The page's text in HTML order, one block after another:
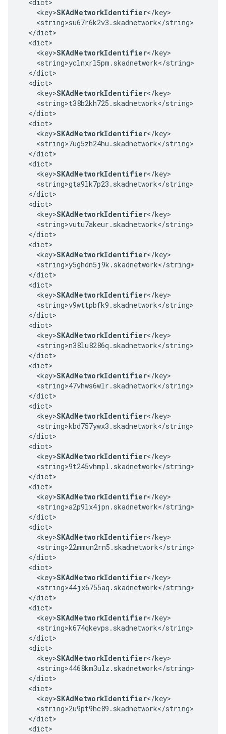
  <dict>
    <key>
SKAdNetworkIdentifier</key>
    <string>su67r6k2v3.skadnetwork</string>
  </dict>
  <dict>
    <key>
SKAdNetworkIdentifier</key>
    <string>yclnxrl5pm.skadnetwork</string>
  </dict>
  <dict>
    <key>
SKAdNetworkIdentifier</key>
    <string>t38b2kh725.skadnetwork</string>
  </dict>
  <dict>
    <key>
SKAdNetworkIdentifier</key>
    <string>7ug5zh24hu.skadnetwork</string>
  </dict>
  <dict>
    <key>
SKAdNetworkIdentifier</key>
    <string>gta9lk7p23.skadnetwork</string>
  </dict>
  <dict>
    <key>
SKAdNetworkIdentifier</key>
    <string>vutu7akeur.skadnetwork</string>
  </dict>
  <dict>
    <key>
SKAdNetworkIdentifier</key>
    <string>y5ghdn5j9k.skadnetwork</string>
  </dict>
  <dict>
    <key>
SKAdNetworkIdentifier</key>
    <string>v9wttpbfk9.skadnetwork</string>
  </dict>
  <dict>
    <key>
SKAdNetworkIdentifier</key>
    <string>n38lu8286q.skadnetwork</string>
  </dict>
  <dict>
    <key>
SKAdNetworkIdentifier</key>
    <string>47vhws6wlr.skadnetwork</string>
  </dict>
  <dict>
    <key>
SKAdNetworkIdentifier</key>
    <string>kbd757ywx3.skadnetwork</string>
  </dict>
  <dict>
    <key>
SKAdNetworkIdentifier</key>
    <string>9t245vhmpl.skadnetwork</string>
  </dict>
  <dict>
    <key>
SKAdNetworkIdentifier</key>
    <string>a2p9lx4jpn.skadnetwork</string>
  </dict>
  <dict>
    <key>
SKAdNetworkIdentifier</key>
    <string>22mmun2rn5.skadnetwork</string>
  </dict>
  <dict>
    <key>
SKAdNetworkIdentifier</key>
    <string>44jx6755aq.skadnetwork</string>
  </dict>
  <dict>
    <key>
SKAdNetworkIdentifier</key>
    <string>k674qkevps.skadnetwork</string>
  </dict>
  <dict>
    <key>
SKAdNetworkIdentifier</key>
    <string>4468km3ulz.skadnetwork</string>
  </dict>
  <dict>
    <key>
SKAdNetworkIdentifier</key>
    <string>2u9pt9hc89.skadnetwork</string>
  </dict>
  <dict>